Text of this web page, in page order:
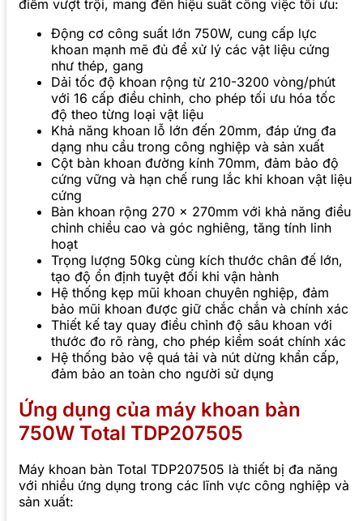
điểm vượt trội, mang đến hiệu suất công việc tối ưu:
Động cơ công suất lớn 750W, cung cấp lực
khoan mạnh mẽ đủ để xử lý các vật liệu cứng
như thép, gang
Dải tốc độ khoan rộng từ 210-3200 vòng/phút
với 16 cấp điều chỉnh, cho phép tối ưu hóa tốc
độ theo từng loại vật liệu
Khả năng khoan lỗ lớn đến 20mm, đáp ứng đa
dạng nhu cầu trong công nghiệp và sản xuất
Cột bàn khoan đường kính 70mm, đảm bảo độ
cứng vững và hạn chế rung lắc khi khoan vật liệu
cứng
Bàn khoan rộng 270 x 270mm với khả năng điều
chỉnh chiều cao và góc nghiêng, tăng tính linh
hoạt
Trọng lượng 50kg cùng kích thước chân đế lớn,
tạo độ ổn định tuyệt đối khi vận hành
Hệ thống kẹp mũi khoan chuyên nghiệp, đảm
bảo mũi khoan được giữ chắc chắn và chính xác
Thiết kế tay quay điều chỉnh độ sâu khoan với
thước đo rõ ràng, cho phép kiểm soát chính xác
Hệ thống bảo vệ quá tải và nút dừng khẩn cấp,
đảm bảo an toàn cho người sử dụng
Ứng dụng của máy khoan bàn
750W Total TDP207505
Máy khoan bàn Total TDP207505 là thiết bị đa năng
với nhiều ứng dụng trong các lĩnh vực công nghiệp và
sản xuất: